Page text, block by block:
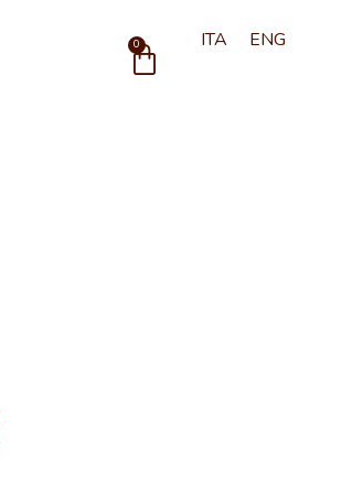
0
Carrello
ITA ENG